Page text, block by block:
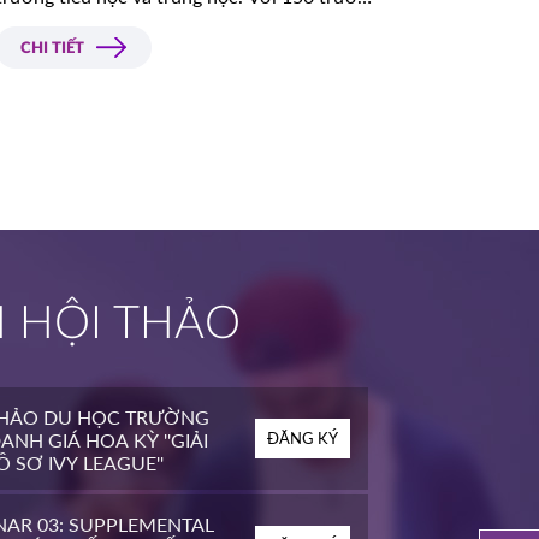
CHI TIẾT
HỘI THẢO
DU HỌC TRƯỜNG
GIÁ HOA KỲ ''GIẢI
SƠ IVY LEAGUE''
ĐĂNG KÝ
03: SUPPLEMENTAL